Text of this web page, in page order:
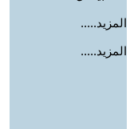
المزيد.....
المزيد.....